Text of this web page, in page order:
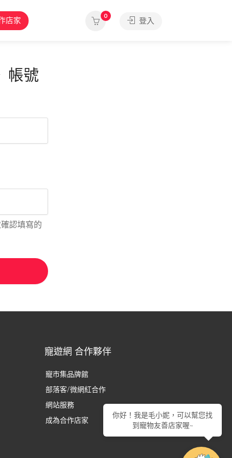
店家 0
登入
帳號
認填寫的
寵遊網 合作夥伴
寵市集品牌館
部落客/微網紅合作
網站服務
成為合作店家
你好！我是毛小妮，可以幫您找
到寵物友善店家喔~